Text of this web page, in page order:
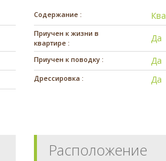
Содержание :
Приучен к жизни в
квартире :
Да
Приучен к поводку : Да
Дрессировка : Да
Расположение